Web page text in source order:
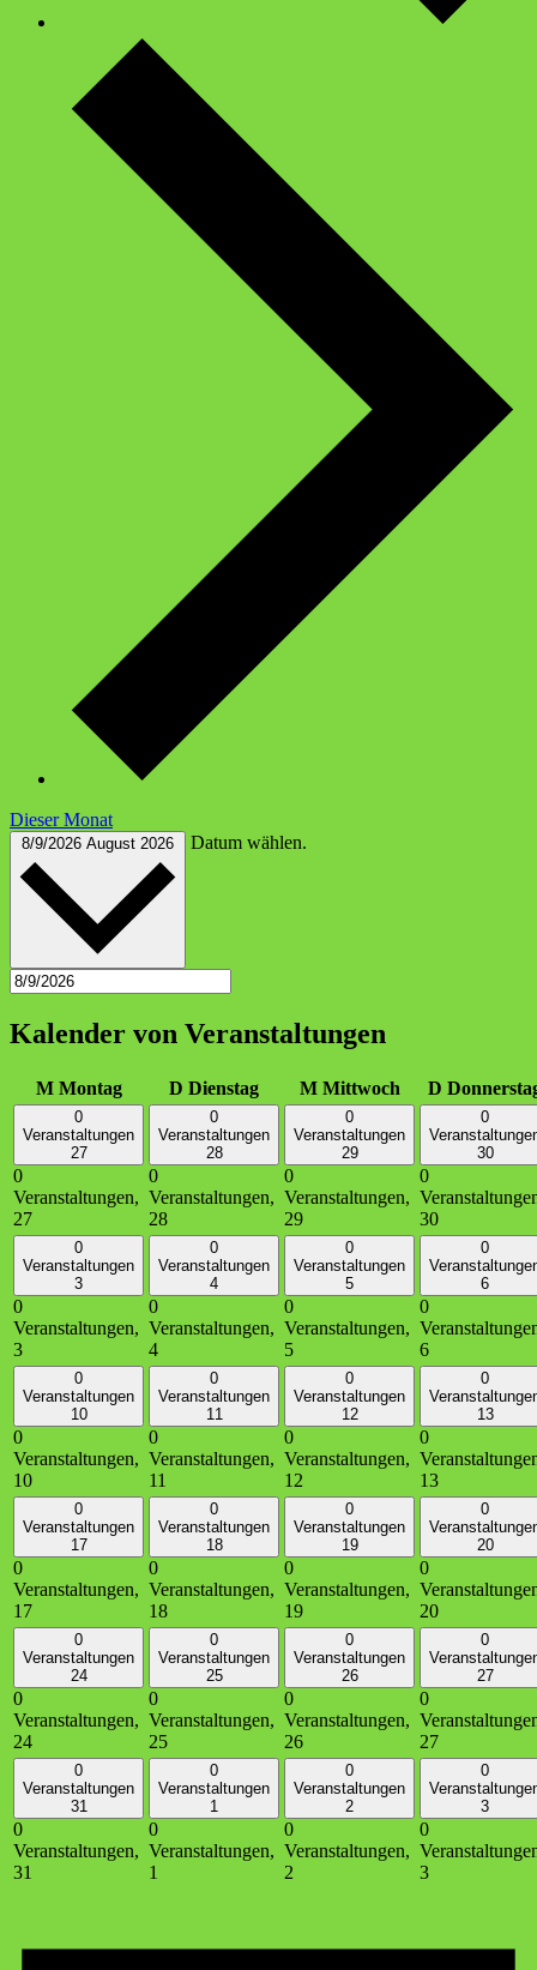
Dieser Monat
8/9/2026 August 2026 Datum wählen.
Kalender von Veranstaltungen
M Montag D Dienstag M Mittwoch D
0
Veranstaltungen
27
0
Veranstaltungen,
27
0
Veranstaltungen
28
0
Veranstaltungen,
28
0
Veranstaltungen
29
0
Veranstaltungen,
29
0
30
0
30
0
Veranstaltungen
3
0
Veranstaltungen,
3
0
Veranstaltungen
4
0
Veranstaltungen,
4
0
Veranstaltungen
5
0
Veranstaltungen,
5
0
6
0
6
0
Veranstaltungen
10
0
Veranstaltungen,
10
0
Veranstaltungen
11
0
Veranstaltungen,
11
0
Veranstaltungen
12
0
Veranstaltungen,
12
0
13
0
13
0
Veranstaltungen
17
0
Veranstaltungen,
17
0
Veranstaltungen
18
0
Veranstaltungen,
18
0
Veranstaltungen
19
0
Veranstaltungen,
19
0
20
0
20
0
Veranstaltungen
24
0
Veranstaltungen,
24
0
Veranstaltungen
25
0
Veranstaltungen,
25
0
Veranstaltungen
26
0
Veranstaltungen,
26
0
27
0
27
0
Veranstaltungen
31
0
Veranstaltungen,
31
0
Veranstaltungen
1
0
Veranstaltungen,
1
0
Veranstaltungen
2
0
Veranstaltungen,
2
0
3
0
3